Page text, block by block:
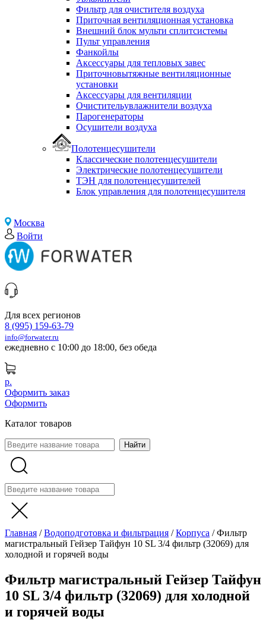
Фильтр для очистителя воздуха
Приточная вентиляционная установка
Внешний блок мульти сплитсистемы
Пульт управления
Фанкойлы
Аксессуары для тепловых завес
Приточновытяжные вентиляционные
установки
Аксессуары для вентиляции
Очистительувлажнители воздуха
Парогенераторы
Осушители воздуха
Полотенцесушители
Классические полотенцесушители
Электрические полотенцесушители
ТЭН для полотенцесушителей
Блок управления для полотенцесушителя
Москва
Войти
Для всех регионов
8 (995) 159-63-79
info@forwater.ru
ежедневно с 10:00 до 18:00, без обеда
р.
Оформить заказ
Оформить
Каталог товаров
Главная /Водоподготовка и фильтрация /Корпуса /Фильтр
магистральный Гейзер Тайфун 10 SL 3/4 фильтр (32069) для
холодной и горячей воды
Фильтр магистральный Гейзер Тайфун
10 SL 3/4 фильтр (32069) для холодной
и горячей воды